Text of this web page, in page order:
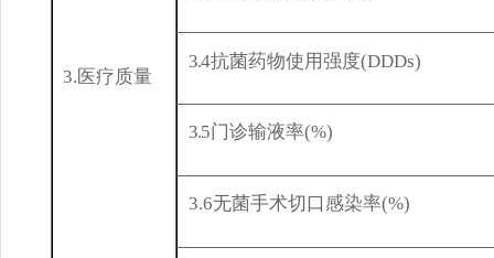
3.医疗质量
3.4抗菌药物使用强度(DDDs)
3.5门诊输液率(%)
3.6无菌手术切口感染率(%)